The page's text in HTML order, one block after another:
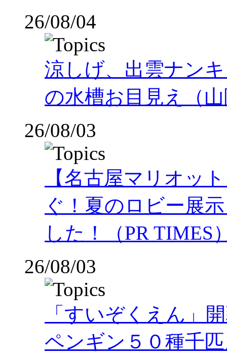
26/08/04
涼しげ、出雲ナン
の水槽お目見え（
26/08/03
【名古屋マリオッ
ぐ！夏のロビー展
した！（PR TIMES
26/08/03
「すいぞくえん」
ペンギン５０種千